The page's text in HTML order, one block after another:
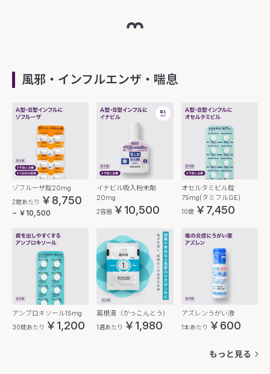
風邪・インフルエンザ・喘息
ゾフルーザ錠20mg
2錠あたり ￥8,750
~ ￥10,500
イナビル吸入粉末剤
20mg
2容器 ￥10,500
オセルタミビル錠
75mg(タミフルGE)
10錠 ￥7,450
アンブロキソール15mg
30錠あたり ￥1,200
葛根湯（かっこんとう）
1週あたり ￥1,980
アズレンうがい液
1本あたり ￥600
もっと見る